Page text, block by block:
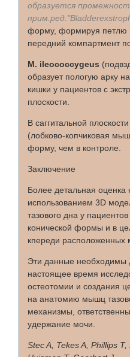
образуется
форму, формируя петлю
передний компартмент
М. ileococcygeus
образует пологую арку
кишки у пациентов с
плоскости.
В саггитальной плоскости
(лобково-копчиковая
форму, чем в контроле.
Заключение
Более детальная оценка
использованием 3D
тазового дна у
конической формы и в
кпереди расположенных
Эти данные необходимы
настоящее время
остеотомии и создания
на анатомию мышц
механизмы,
удержание мочи.
Stec A, Tekes A, Phillips